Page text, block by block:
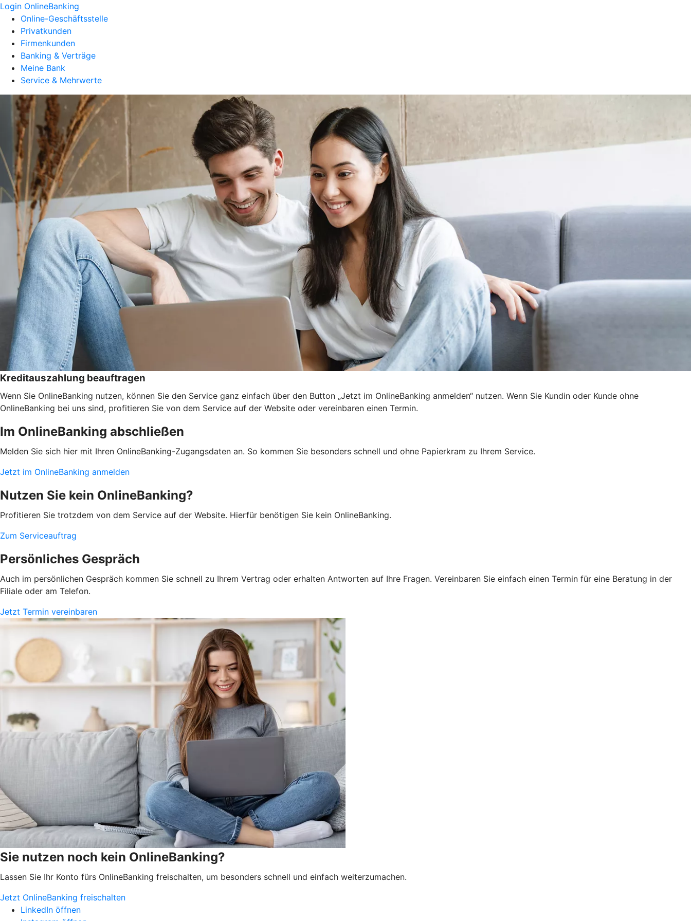
Login OnlineBanking
Online-Geschäftsstelle
Privatkunden
Firmenkunden
Banking & Verträge
Meine Bank
Service & Mehrwerte
Kreditauszahlung beauftragen
Wenn Sie OnlineBanking nutzen, können Sie den Service ganz einfach über den Button „Jetzt im OnlineBanking anmelden“ nutzen. Wenn Sie Kundin oder Kunde ohne
OnlineBanking bei uns sind, profitieren Sie von dem Service auf der Website oder vereinbaren einen Termin.
Im OnlineBanking abschließen
Melden Sie sich hier mit Ihren OnlineBanking-Zugangsdaten an. So kommen Sie besonders schnell und ohne Papierkram zu Ihrem Service.
Jetzt im OnlineBanking anmelden
Nutzen Sie kein OnlineBanking?
Profitieren Sie trotzdem von dem Service auf der Website. Hierfür benötigen Sie kein OnlineBanking.
Zum Serviceauftrag
Persönliches Gespräch
Auch im persönlichen Gespräch kommen Sie schnell zu Ihrem Vertrag oder erhalten Antworten auf Ihre Fragen. Vereinbaren Sie einfach einen Termin für eine Beratung in der
Filiale oder am Telefon.
Jetzt Termin vereinbaren
Sie nutzen noch kein OnlineBanking?
Lassen Sie Ihr Konto fürs OnlineBanking freischalten, um besonders schnell und einfach weiterzumachen.
Jetzt OnlineBanking freischalten
LinkedIn öffnen